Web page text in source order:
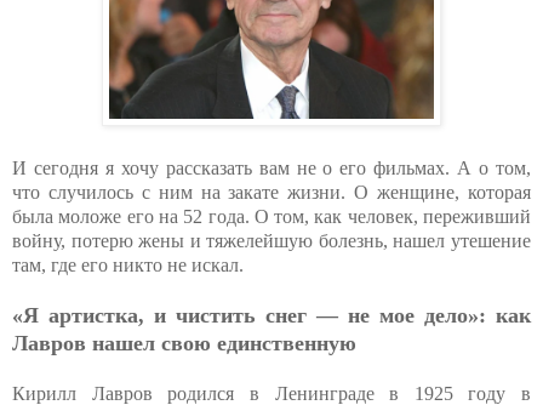
И сегодня я хочу рассказать вам не о его фильмах. А о том,
что случилось с ним на закате жизни. О женщине, которая
была моложе его на 52 года. О том, как человек, переживший
войну, потерю жены и тяжелейшую болезнь, нашел утешение
там, где его никто не искал.
«Я артистка, и чистить снег — не мое дело»: как
Лавров нашел свою единственную
Кирилл Лавров родился в Ленинграде в 1925 году в